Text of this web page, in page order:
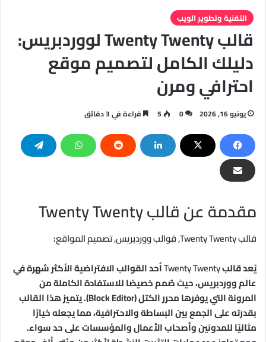
التقنية وتطوير الويب
قالب Twenty Twenty لووردبريس:
دليلك الكامل لتصميم موقع
احترافي ومرن
يونيو 16, 2026 0
5 قراءة في 3 دقائق
مقدمة عن قالب Twenty Twenty
قالب Twenty Twenty, قوالب ووردبريس, تصميم المواقع
:
يُعد قالبTwenty Twentyأحد القوالب الافتراضية الأكثر شهرة في
عالم ووردبريس، حيث صُمم خصيصًا للاستفادة الكاملة من
المرونة التي يوفرها محرر الكتل (Block Editor). يتميز هذا القالب
بقدرته على الجمع بين البساطة والاحترافية، مما يجعله خيارًا
مثاليًا للمدونين وأصحاب الأعمال والمؤسسات على حد سواء.